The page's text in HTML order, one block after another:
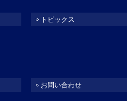
トピックス
お問い合わせ